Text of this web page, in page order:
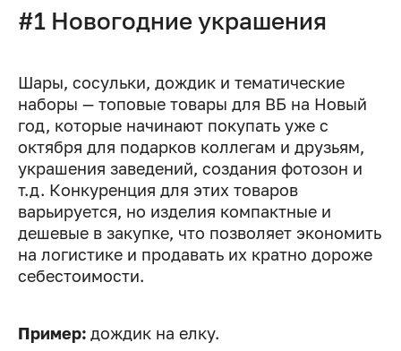
#1 Новогодние украшения
Шары, сосульки, дождик и тематические
наборы — топовые товары для ВБ на Новый
год, которые начинают покупать уже с
октября для подарков коллегам и друзьям,
украшения заведений, создания фотозон и
т.д. Конкуренция для этих товаров
варьируется, но изделия компактные и
дешевые в закупке, что позволяет экономить
на логистике и продавать их кратно дороже
себестоимости.
Пример: дождик на елку.